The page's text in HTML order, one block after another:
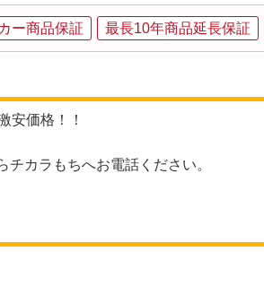
ー商品保証 最長10年商品延長保証
安価格！！
カラもちへお電話ください。